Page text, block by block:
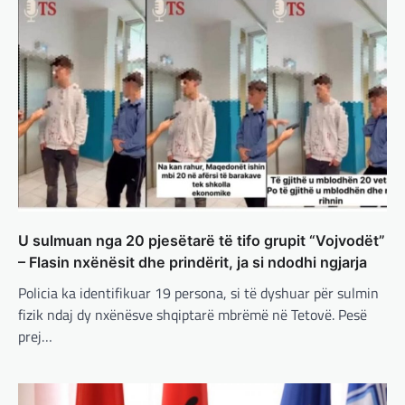
U sulmuan nga 20 pjesëtarë të tifo grupit “Vojvodët”
– Flasin nxënësit dhe prindërit, ja si ndodhi ngjarja
Policia ka identifikuar 19 persona, si të dyshuar për sulmin
fizik ndaj dy nxënësve shqiptarë mbrëmë në Tetovë. Pesë
prej…
ushtarake, kryeministri i
Ukrainës: Të vendosur për
vazhdimin e bashkëpunimit me
SHBA!
adminadmin March 4, 2025
Kryeministri i Ukrainës thotë se vendi i tij
është absolutisht i vendosur të vazhdojë
bashkëpunimin e saj me Shtetet e…
BOTA,LAJME,MË TË FUNDIT,RAJONI,
Erdogan: Izraeli nuk do të gjejë
paqe pa themelimin e shtetit
palestinez
adminadmin March 4, 2025
konsideron procesin…